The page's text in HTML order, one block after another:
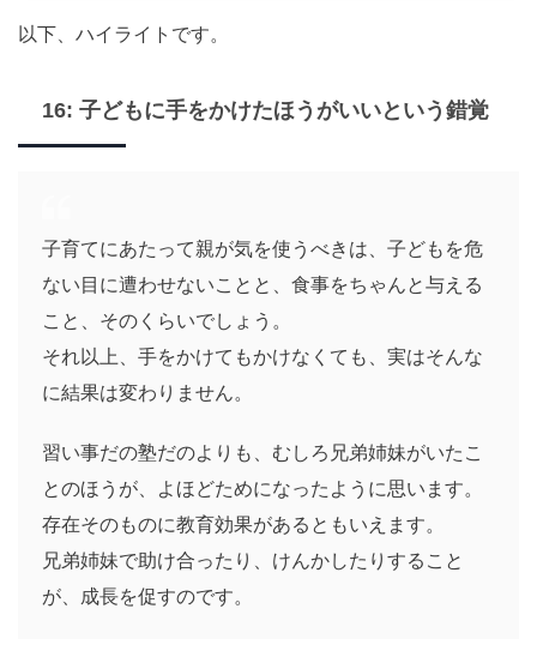
以下、ハイライトです。
16: 子どもに手をかけたほうがいいという錯覚
子育てにあたって親が気を使うべきは、子どもを危
ない目に遭わせないことと、食事をちゃんと与える
こと、そのくらいでしょう。
それ以上、手をかけてもかけなくても、実はそんな
に結果は変わりません。
習い事だの塾だのよりも、むしろ兄弟姉妹がいたこ
とのほうが、よほどためになったように思います。
存在そのものに教育効果があるともいえます。
兄弟姉妹で助け合ったり、けんかしたりすること
が、成長を促すのです。